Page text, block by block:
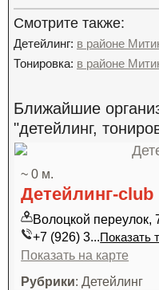
Смотрите также:
Детейлинг: в районе
Тонировка: в районе
Ближайшие
"детейлинг,
~ 0 м.
Детейлинг-club
Волоцкой переулок,
+7 (926) 3...Показать
Показать на карте
Рубрики: Детейлинг